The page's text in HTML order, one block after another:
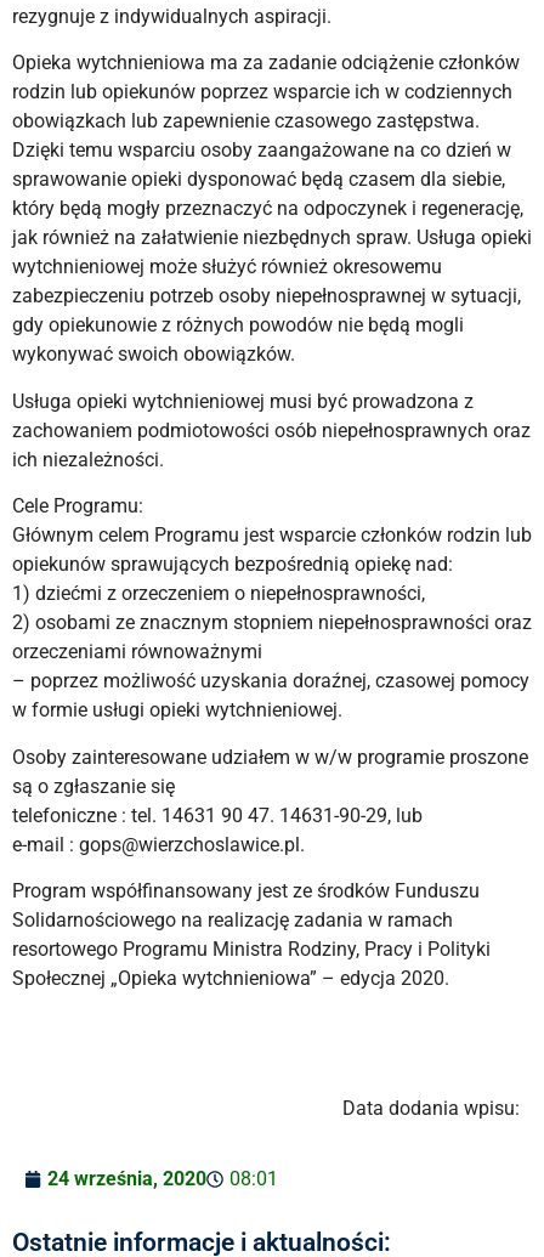
rezygnuje z indywidualnych aspiracji.
Opieka wytchnieniowa ma za zadanie odciążenie członków
rodzin lub opiekunów poprzez wsparcie ich w codziennych
obowiązkach lub zapewnienie czasowego zastępstwa.
Dzięki temu wsparciu osoby zaangażowane na co dzień w
sprawowanie opieki dysponować będą czasem dla siebie,
który będą mogły przeznaczyć na odpoczynek i regenerację,
jak również na załatwienie niezbędnych spraw. Usługa opieki
wytchnieniowej może służyć również okresowemu
zabezpieczeniu potrzeb osoby niepełnosprawnej w sytuacji,
gdy opiekunowie z różnych powodów nie będą mogli
wykonywać swoich obowiązków.
Usługa opieki wytchnieniowej musi być prowadzona z
zachowaniem podmiotowości osób niepełnosprawnych oraz
ich niezależności.
Cele Programu:
Głównym celem Programu jest wsparcie członków rodzin lub
opiekunów sprawujących bezpośrednią opiekę nad:
1) dziećmi z orzeczeniem o niepełnosprawności,
2) osobami ze znacznym stopniem niepełnosprawności oraz
orzeczeniami równoważnymi
– poprzez możliwość uzyskania doraźnej, czasowej pomocy
w formie usługi opieki wytchnieniowej.
Osoby zainteresowane udziałem w w/w programie proszone
są o zgłaszanie się
telefoniczne : tel. 14631 90 47. 14631-90-29, lub
e-mail : gops@wierzchoslawice.pl.
Program współfinansowany jest ze środków Funduszu
Solidarnościowego na realizację zadania w ramach
resortowego Programu Ministra Rodziny, Pracy i Polityki
Społecznej „Opieka wytchnieniowa” – edycja 2020.
Data dodania wpisu:
24 września, 2020 08:01
Ostatnie informacje i aktualności: